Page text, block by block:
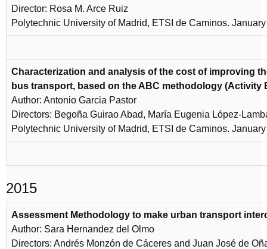
Director: Rosa M. Arce Ruiz
Polytechnic University of Madrid, ETSI de Caminos.
Characterization and analysis of the cost of improving
bus transport, based on the ABC methodology (Activity
Author: Antonio Garcia Pastor
Directors: Begoña Guirao Abad, María Eugenia López-
Polytechnic University of Madrid, ETSI de Caminos.
2015
Assessment Methodology to make urban transport
Author: Sara Hernandez del Olmo
Directors: Andrés Monzón de Cáceres and Juan José de